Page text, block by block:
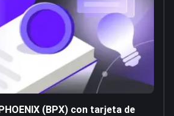
(BPX) con tarjeta de